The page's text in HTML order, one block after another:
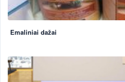
Emaliniai dažai